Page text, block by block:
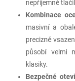
nepříjemně
Kombinace
masivní a
precizně
působí velmi
klasiky.
Bezpečné